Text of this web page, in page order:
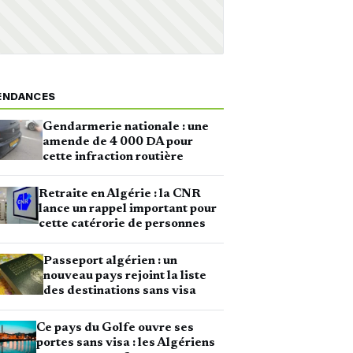
Gendarmerie nationale : une
amende de 4 000 DA pour
cette infraction routière
Retraite en Algérie : la CNR
lance un rappel important pour
cette catérorie de personnes
Passeport algérien : un
nouveau pays rejoint la liste
des destinations sans visa
Ce pays du Golfe ouvre ses
portes sans visa : les Algériens